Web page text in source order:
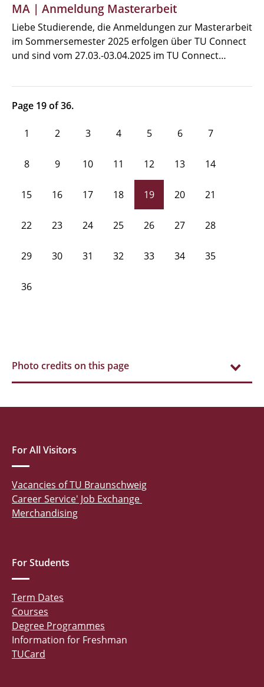
MA | Anmeldung Masterarbeit
Liebe Studierende, die Anmeldungen zur Masterarbeit
im Sommersemester 2025 erfolgen über TU Connect
und sind vom 27.03.-03.04.2025 im TU Connect…
Page 19 of 36.
1 2 3 4 5 6 7
8 9 10 11 12 13 14
15 16 17 18 19 20 21
22 23 24 25 26 27 28
29 30 31 32 33 34 35
36
Photo credits on this page
For All Visitors
Vacancies of TU Braunschweig
Career Service' Job Exchange
Merchandising
For Students
Term Dates
Courses
Degree Programmes
Information for Freshman
TUCard